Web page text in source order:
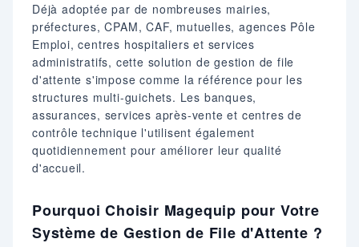
Déjà adoptée par de nombreuses mairies,
préfectures, CPAM, CAF, mutuelles, agences Pôle
Emploi, centres hospitaliers et services
administratifs, cette solution de gestion de file
d'attente s'impose comme la référence pour les
structures multi-guichets. Les banques,
assurances, services après-vente et centres de
contrôle technique l'utilisent également
quotidiennement pour améliorer leur qualité
d'accueil.
Pourquoi Choisir Magequip pour Votre
Système de Gestion de File d'Attente ?